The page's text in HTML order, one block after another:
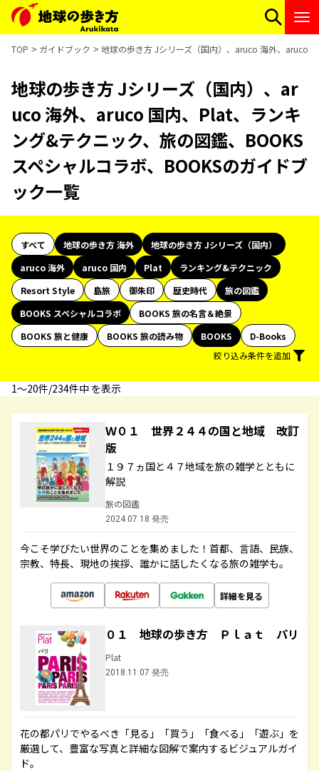
TOP ガイドブック 地球の歩き方 Jシリーズ（国内）、aruco 海外、aruco
地球の歩き方 Jシリーズ（国内）、ar
uco 海外、aruco 国内、Plat、ランキ
ング&テクニック、旅の図鑑、BOOKS
スペシャルコラボ、BOOKSのガイドブ
ック一覧
すべて 地球の歩き方 海外
地球の歩き方 Jシリーズ（国内）
aruco 海外
aruco 国内 Plat
ランキング&テクニック
Resort Style
島旅 御朱印 歴史時代
旅の図鑑
BOOKS スペシャルコラボ
BOOKS 旅の名言＆絶景
BOOKS 旅と健康
BOOKS 旅の読み物 BOOKS
D-Books
絞り込み条件を追加
1〜20件/234件中 を表示
Ｗ０１ 世界２４４の国と地域 改訂
版
１９７ヵ国と４７地域を旅の雑学とともに
解説
旅の図鑑
2024.07.18 発売
今こそ学びたい世界のことを集めました！首都、言語、民族、
宗教、特長、現地の挨拶、誰かに話したくなる旅の雑学も。
詳細を見る
０１ 地球の歩き方 Ｐｌａｔ パリ
Plat
2018.11.07 発売
花の都パリでやるべき「見る」「買う」「食べる」「遊ぶ」を
厳選して、豊富な写真と詳細な図解で案内するビジュアルガイ
ド。